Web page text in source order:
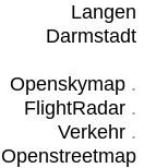
Langen
Darmstadt
Openskymap.
FlightRadar.
Verkehr.
Openstreetmap